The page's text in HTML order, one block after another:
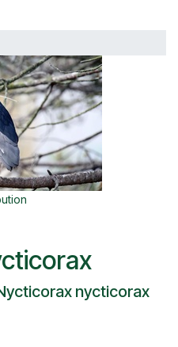
nycticorax